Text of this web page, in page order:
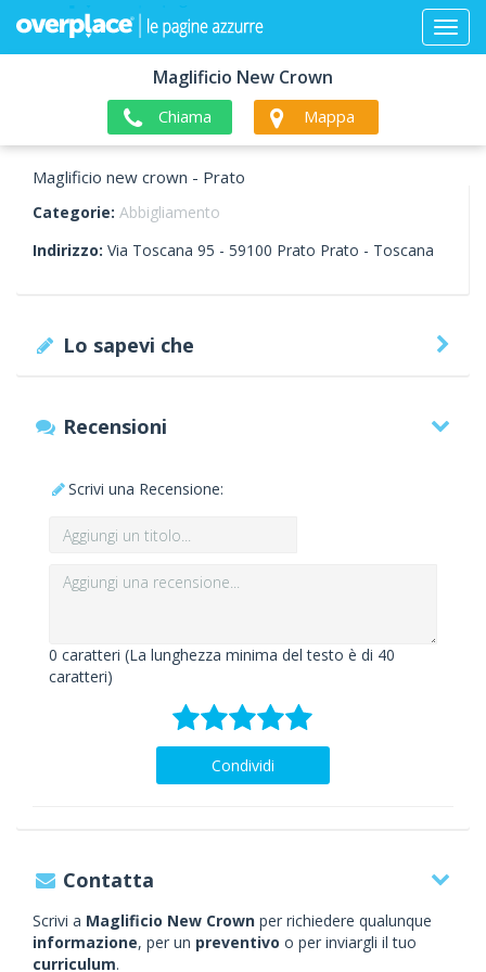
Maglificio New Crown
Chiama Mappa
Maglificio new crown - Prato
Categorie: Abbigliamento
Indirizzo: Via Toscana 95 - 59100 Prato Prato - Toscana
Lo sapevi che
Recensioni
Scrivi una Recensione:
0 caratteri (La lunghezza minima del testo è di 40
caratteri)
Condividi
Contatta
Scrivi a Maglificio New Crown per richiedere qualunque
informazione, per un preventivo o per inviargli il tuo
curriculum.